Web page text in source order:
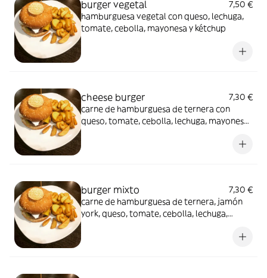
burger vegetal
7,50 €
hamburguesa vegetal con queso, lechuga,
tomate, cebolla, mayonesa y kétchup
cheese burger
7,30 €
carne de hamburguesa de ternera con
queso, tomate, cebolla, lechuga, mayonesa
burger mixto
7,30 €
carne de hamburguesa de ternera, jamón
york, queso, tomate, cebolla, lechuga,